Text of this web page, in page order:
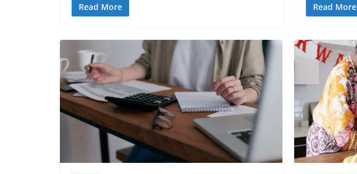
Read More Read More